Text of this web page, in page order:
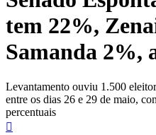
tem 22%,
Samanda 2%,
Levantamento ouviu 1.500
entre os dias 26 e 29 de maio,
percentuais